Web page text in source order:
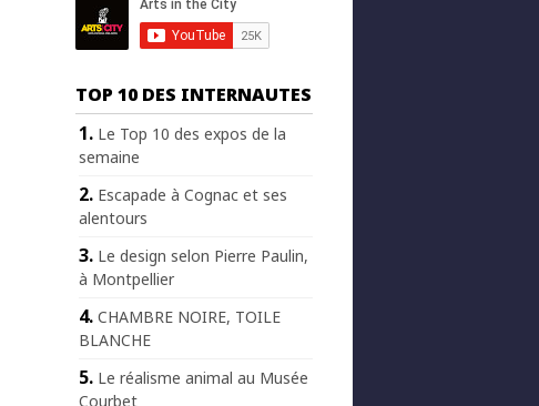
TOP 10 DES INTERNAUTES
Le Top 10 des expos de la
semaine
Escapade à Cognac et ses
alentours
Le design selon Pierre Paulin,
à Montpellier
CHAMBRE NOIRE, TOILE
BLANCHE
Le réalisme animal au Musée
Courbet